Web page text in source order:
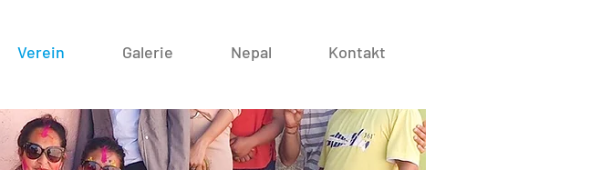
Verein Galerie Nepal Kontakt